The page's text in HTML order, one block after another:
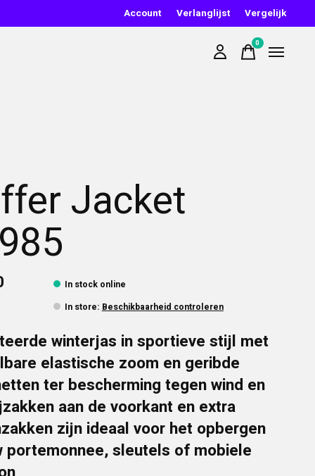
Account Verlanglijst Vergelijk
0items
Jacket
In stock online
In store: Beschikbaarheid controleren
winterjas in sportieve stijl met
elastische zoom en geribde
ter bescherming tegen wind en
aan de voorkant en extra
zijn ideaal voor het opbergen
portemonnee, sleutels of mobiele